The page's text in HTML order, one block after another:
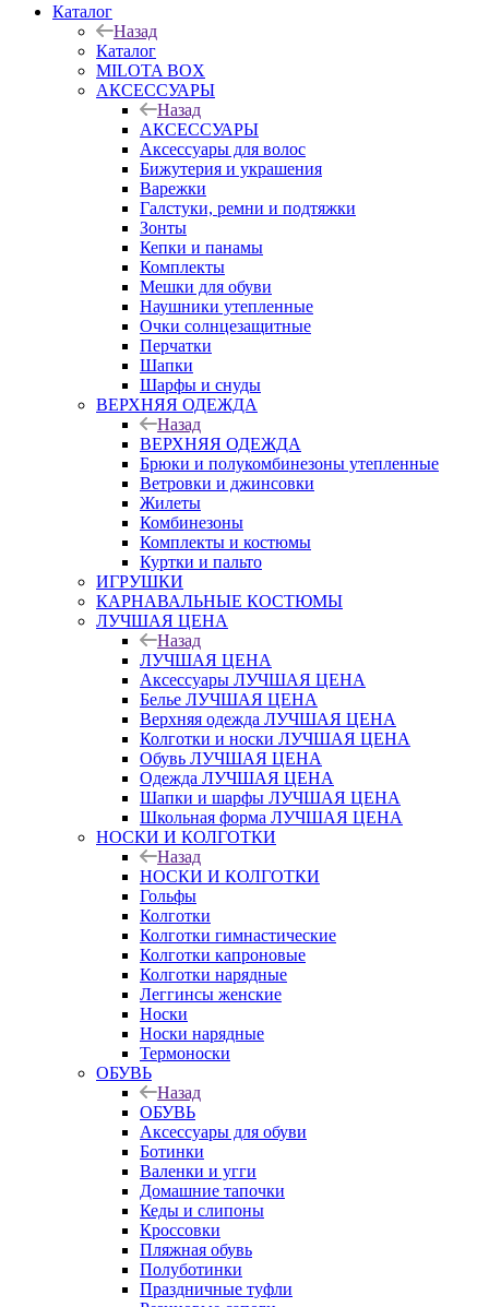
Каталог
Назад
Каталог
MILOTA BOX
АКСЕССУАРЫ
Назад
АКСЕССУАРЫ
Аксессуары для волос
Бижутерия и украшения
Варежки
Галстуки, ремни и подтяжки
Зонты
Кепки и панамы
Комплекты
Мешки для обуви
Наушники утепленные
Очки солнцезащитные
Перчатки
Шапки
Шарфы и снуды
ВЕРХНЯЯ ОДЕЖДА
Назад
ВЕРХНЯЯ ОДЕЖДА
Брюки и полукомбинезоны утепленные
Ветровки и джинсовки
Жилеты
Комбинезоны
Комплекты и костюмы
Куртки и пальто
ИГРУШКИ
КАРНАВАЛЬНЫЕ КОСТЮМЫ
ЛУЧШАЯ ЦЕНА
Назад
ЛУЧШАЯ ЦЕНА
Аксессуары ЛУЧШАЯ ЦЕНА
Белье ЛУЧШАЯ ЦЕНА
Верхняя одежда ЛУЧШАЯ ЦЕНА
Колготки и носки ЛУЧШАЯ ЦЕНА
Обувь ЛУЧШАЯ ЦЕНА
Одежда ЛУЧШАЯ ЦЕНА
Шапки и шарфы ЛУЧШАЯ ЦЕНА
Школьная форма ЛУЧШАЯ ЦЕНА
НОСКИ И КОЛГОТКИ
Назад
НОСКИ И КОЛГОТКИ
Гольфы
Колготки
Колготки гимнастические
Колготки капроновые
Колготки нарядные
Леггинсы женские
Носки
Носки нарядные
Термоноски
ОБУВЬ
Назад
ОБУВЬ
Аксессуары для обуви
Ботинки
Валенки и угги
Домашние тапочки
Кеды и слипоны
Кроссовки
Пляжная обувь
Полуботинки
Праздничные туфли